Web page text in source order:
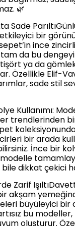
🌿
Sade
bir
ince
da bu
ya da
Özellikle Elif-
sade stil
Kullanımı:
trendlerinden
bir arada
İnce bir
dikkat çekici
Zarif
akşam
büyüleyici bir
bu
oluşturur.